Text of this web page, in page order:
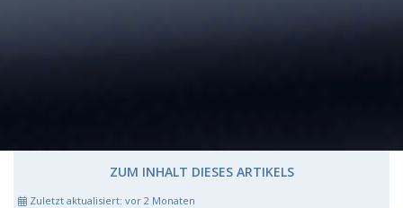
ZUM INHALT DIESES ARTIKELS
Zuletzt aktualisiert: vor 2 Monaten